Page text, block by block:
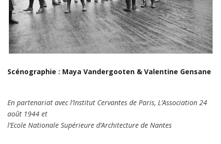
Scénographie : Maya Vandergooten & Valentine Gensane
En partenariat avec l’Institut Cervantes de Paris, L’Association 24
août 1944 et
l’Ecole Nationale Supérieure d’Architecture de Nantes